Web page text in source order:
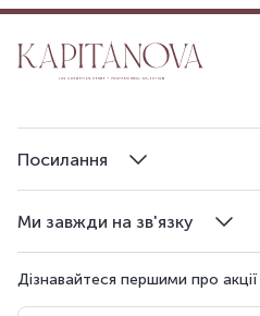
Ми завжди на зв'язку
Посилання
Дізнавайтеся першими про